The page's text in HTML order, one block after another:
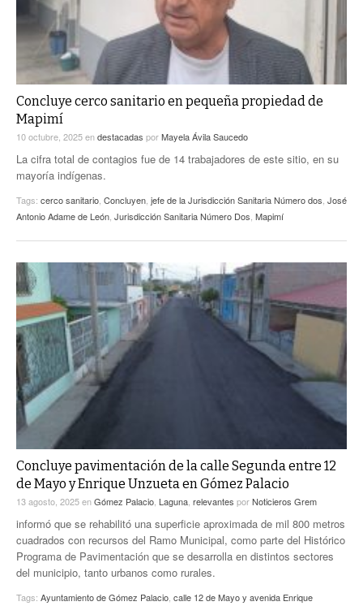
Concluye cerco sanitario en pequeña propiedad de
Mapimí
10 octubre, 2025endestacadas porMayela Ávila Saucedo
La cifra total de contagios fue de 14 trabajadores de este sitio, en su
mayoría indígenas.
Tags: cerco sanitario Concluyen jefe de la Jurisdicción Sanitaria Número dos José
Antonio Adame de León Jurisdicción Sanitaria Número Dos Mapimí
Concluye pavimentación de la calle Segunda entre 12
de Mayo y Enrique Unzueta en Gómez Palacio
13 agosto, 2025enGómez Palacio, Laguna, relevantes porNoticieros Grem
informó que se rehabilitó una superficie aproximada de mil 800 metros
cuadrados con recursos del Ramo Municipal, como parte del Histórico
Programa de Pavimentación que se desarrolla en distintos sectores
del municipio, tanto urbanos como rurales.
Tags: Ayuntamiento de Gómez Palacio, calle 12 de Mayo y avenida Enrique